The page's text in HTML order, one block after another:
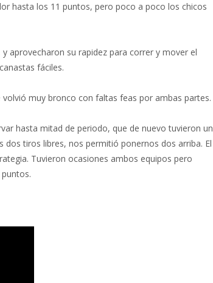
hasta los 11 puntos, pero poco a poco los chicos
aprovecharon su rapidez para correr y mover el
fáciles.
muy bronco con faltas feas por ambas partes.
hasta mitad de periodo, que de nuevo tuvieron un
tiros libres, nos permitió ponernos dos arriba. El
Tuvieron ocasiones ambos equipos pero